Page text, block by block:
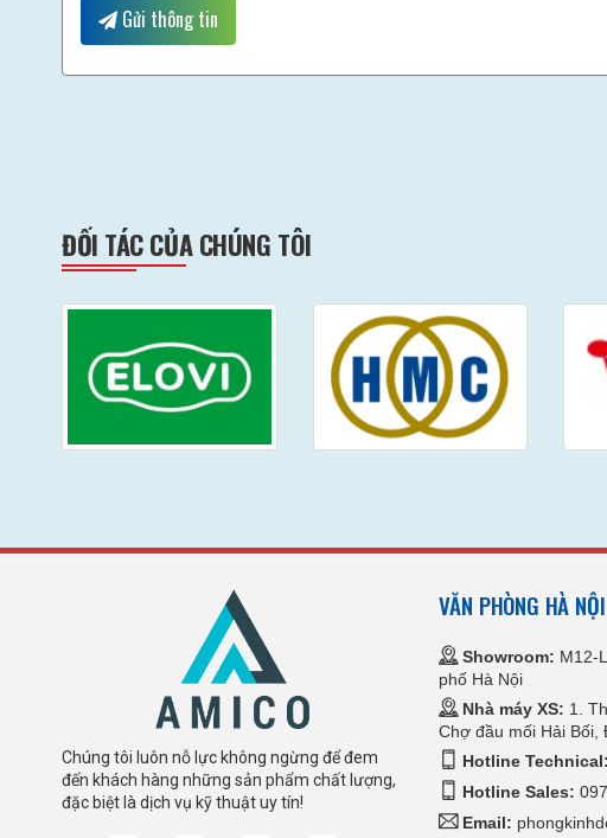
Gửi thông tin
ĐỐI TÁC CỦA CHÚNG TÔI
Chúng tôi luôn nỗ lực không ngừng để đem
đến khách hàng những sản phẩm chất lượng,
đặc biệt là dịch vụ kỹ thuật uy tín!
VĂN PHÒNG HÀ NỘI
Showroom: M12-
phố Hà Nội
Nhà máy XS: 1.
Chợ đầu mối Hải Bối,
Hotline Technical:
Hotline Sales:
Email: